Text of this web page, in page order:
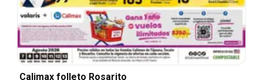
Calimax folleto Rosarito